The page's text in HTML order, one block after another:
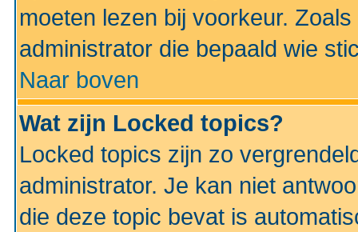
moeten lezen bij voorkeur.
administrator die bepaald wie
Naar boven
Wat zijn Locked topics?
Locked topics zijn zo
administrator. Je kan niet
die deze topic bevat is